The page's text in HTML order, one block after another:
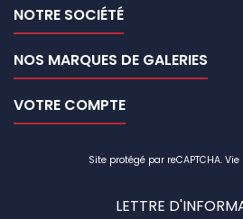
NOTRE SOCIÉTÉ
NOS MARQUES DE GALERIES
VOTRE COMPTE
Site protégé par reCAPTCHA. Vie
LETTRE